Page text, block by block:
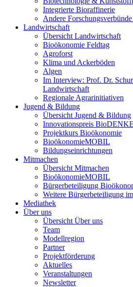
Integrierte Bioraffinerie
Andere
Landwirtschaft
Übersicht Landwirtschaft
Bioökonomie Feldtag
Agroforst
Klima und Ackerböden
Algen
Im Interview: Prof. Dr.
Landwirtschaft
Regionale Agrarinitiativen
Jugend & Bildung
Übersicht Jugend & Bildung
Innovationspreis
Projektkurs Bioökonomie
BioökonomieMOBIL
Bildungseinrichtungen
Mitmachen
Übersicht Mitmachen
BioökonomieMOBIL
Bürgerbeteiligung
Weitere Bürgerbeteiligung
Mediathek
Über uns
Übersicht Über uns
Team
Modellregion
Partner
Projektförderung
Aktuelles
Veranstaltungen
Newsletter